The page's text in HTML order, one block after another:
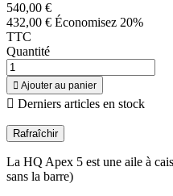
540,00 €
432,00 € Économisez 20%
TTC
Quantité
 Ajouter au panier
 Derniers articles en stock
La HQ Apex 5 est une aile à
sans la barre)